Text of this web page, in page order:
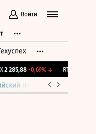
Войти
2 285,88 -0,69%↓ RTSI
парламент